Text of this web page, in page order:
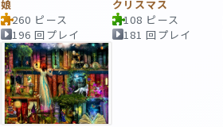
娘
260 ピース
196 回プレイ
クリスマス
108 ピース
181 回プレイ